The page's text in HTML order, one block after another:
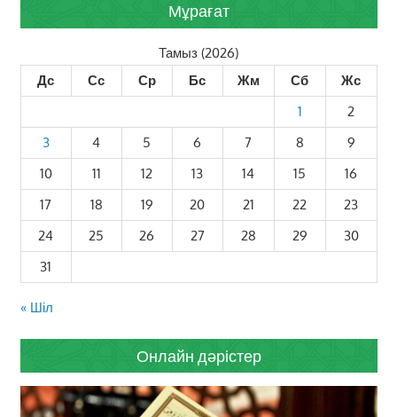
Мұрағат
Тамыз (2026)
Дс
Сс Ср Бс Жм Сб
Жс
1
2
3
4 5 6 7 8
9
10
11 12 13 14 15
16
17
18 19 20 21 22
23
24
25 26 27 28 29
30
31
« Шіл
Онлайн дәрістер